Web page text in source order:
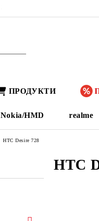
ПРОДУКТИ
Nokia/HMD realme
HTC Desire 728
HTC